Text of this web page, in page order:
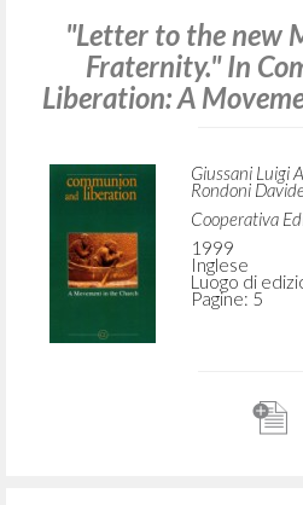
"Letter to the new
Fraternity." In
Liberation: A
Giussani Luigi
Rondoni
Cooperativa
1999
Inglese
Luogo di
Pagine: 5